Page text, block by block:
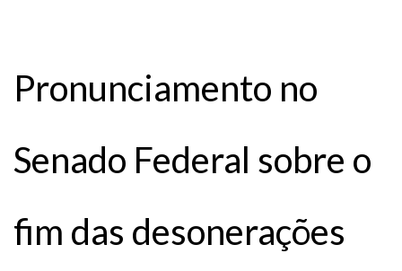
Pronunciamento no
Senado Federal sobre o
fim das desonerações